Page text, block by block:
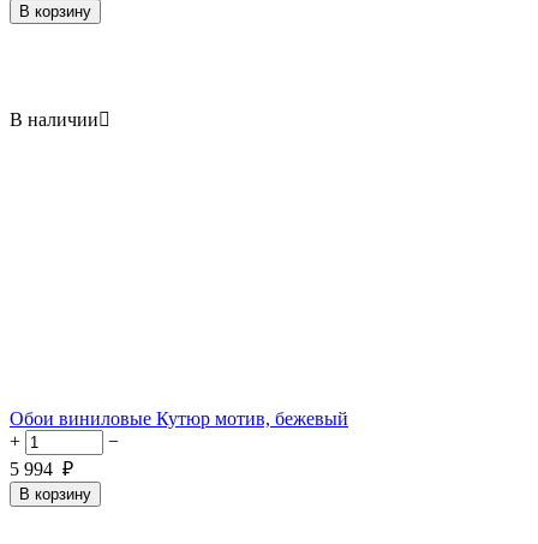
В корзину
В наличии
Обои виниловые Кутюр мотив, бежевый
+
−
5 994 ₽
В корзину